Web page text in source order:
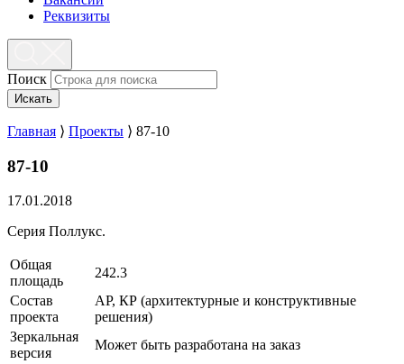
Реквизиты
Поиск
Искать
Главная ⟩ Проекты ⟩ 87-10
87-10
17.01.2018
Серия Поллукс.
Общая
площадь
242.3
Состав
проекта
АР, КР (архитектурные и конструктивные
решения)
Зеркальная
версия
Может быть разработана на заказ